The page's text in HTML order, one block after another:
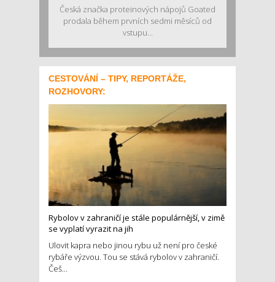
Česká značka proteinových nápojů Goated
prodala během prvních sedmi měsíců od
vstupu...
CESTOVÁNÍ – TIPY, REPORTÁŽE,
ROZHOVORY:
Rybolov v zahraničí je stále populárnější, v zimě
se vyplatí vyrazit na jih
Ulovit kapra nebo jinou rybu už není pro české
rybáře výzvou. Tou se stává rybolov v zahraničí.
Češ...